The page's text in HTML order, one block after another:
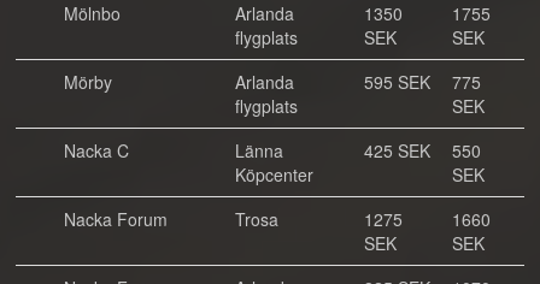
Mölnbo
Arlanda
flygplats
1350
SEK
1755
SEK
Mörby
Arlanda
flygplats
595 SEK
775
SEK
Nacka C
Länna
Köpcenter
425 SEK
550
SEK
Nacka Forum
Trosa
1275
SEK
1660
SEK